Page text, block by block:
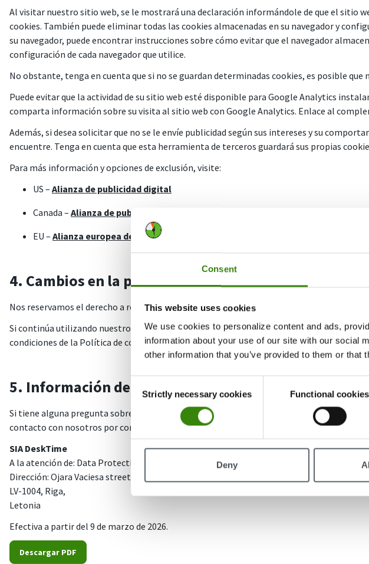
Consent
This website uses cookies
We use cookies to personalize content and ads,
information about your use of our site with our social
other information that you’ve provided to them or
Selection
Strictly necessary cookies Functional cookies
Deny
Al visitar nuestro sitio web, se le mostrará una declaración informándole de que el sitio
cookies. También puede eliminar todas las cookies almacenadas en su navegador y
su navegador, puede encontrar instrucciones sobre cómo evitar que el navegador
configuración de cada navegador que utilice.
No obstante, tenga en cuenta que si no se guardan determinadas cookies, es posible
Puede evitar que la actividad de su sitio web esté disponible para Google Analytics
comparta información sobre su visita al sitio web con Google Analytics. Enlace al
Además, si desea solicitar que no se le envíe publicidad según sus intereses y su
encuentre. Tenga en cuenta que esta herramienta de terceros guardará sus propias
Para más información y opciones de exclusión, visite:
US – Alianza de publicidad digital
Canada – Alianza de publicidad digital
EU – Alianza europea de publicidad digital interactiva
4. Cambios en la política de cookies
Nos reservamos el derecho a realizar cambios en esta Política de cookies. Las
Si continúa utilizando nuestro sitio web y/o nuestros servicios después de que se hayan
condiciones de la Política de cookies. Es su responsabilidad revisar regularmente el
5. Información de contacto
Si tiene alguna pregunta sobre sus datos personales o sobre esta Política de cookies, o
contacto con nosotros por correo electrónico enprivacy@desktime.com
, o utilizando
SIA DeskTime
A la atención de: Data Protection Officer
Dirección: Ojara Vaciesa street 6B,
LV-1004, Riga,
Letonia
Efectiva a partir del 9 de marzo de 2026.
Descargar PDF